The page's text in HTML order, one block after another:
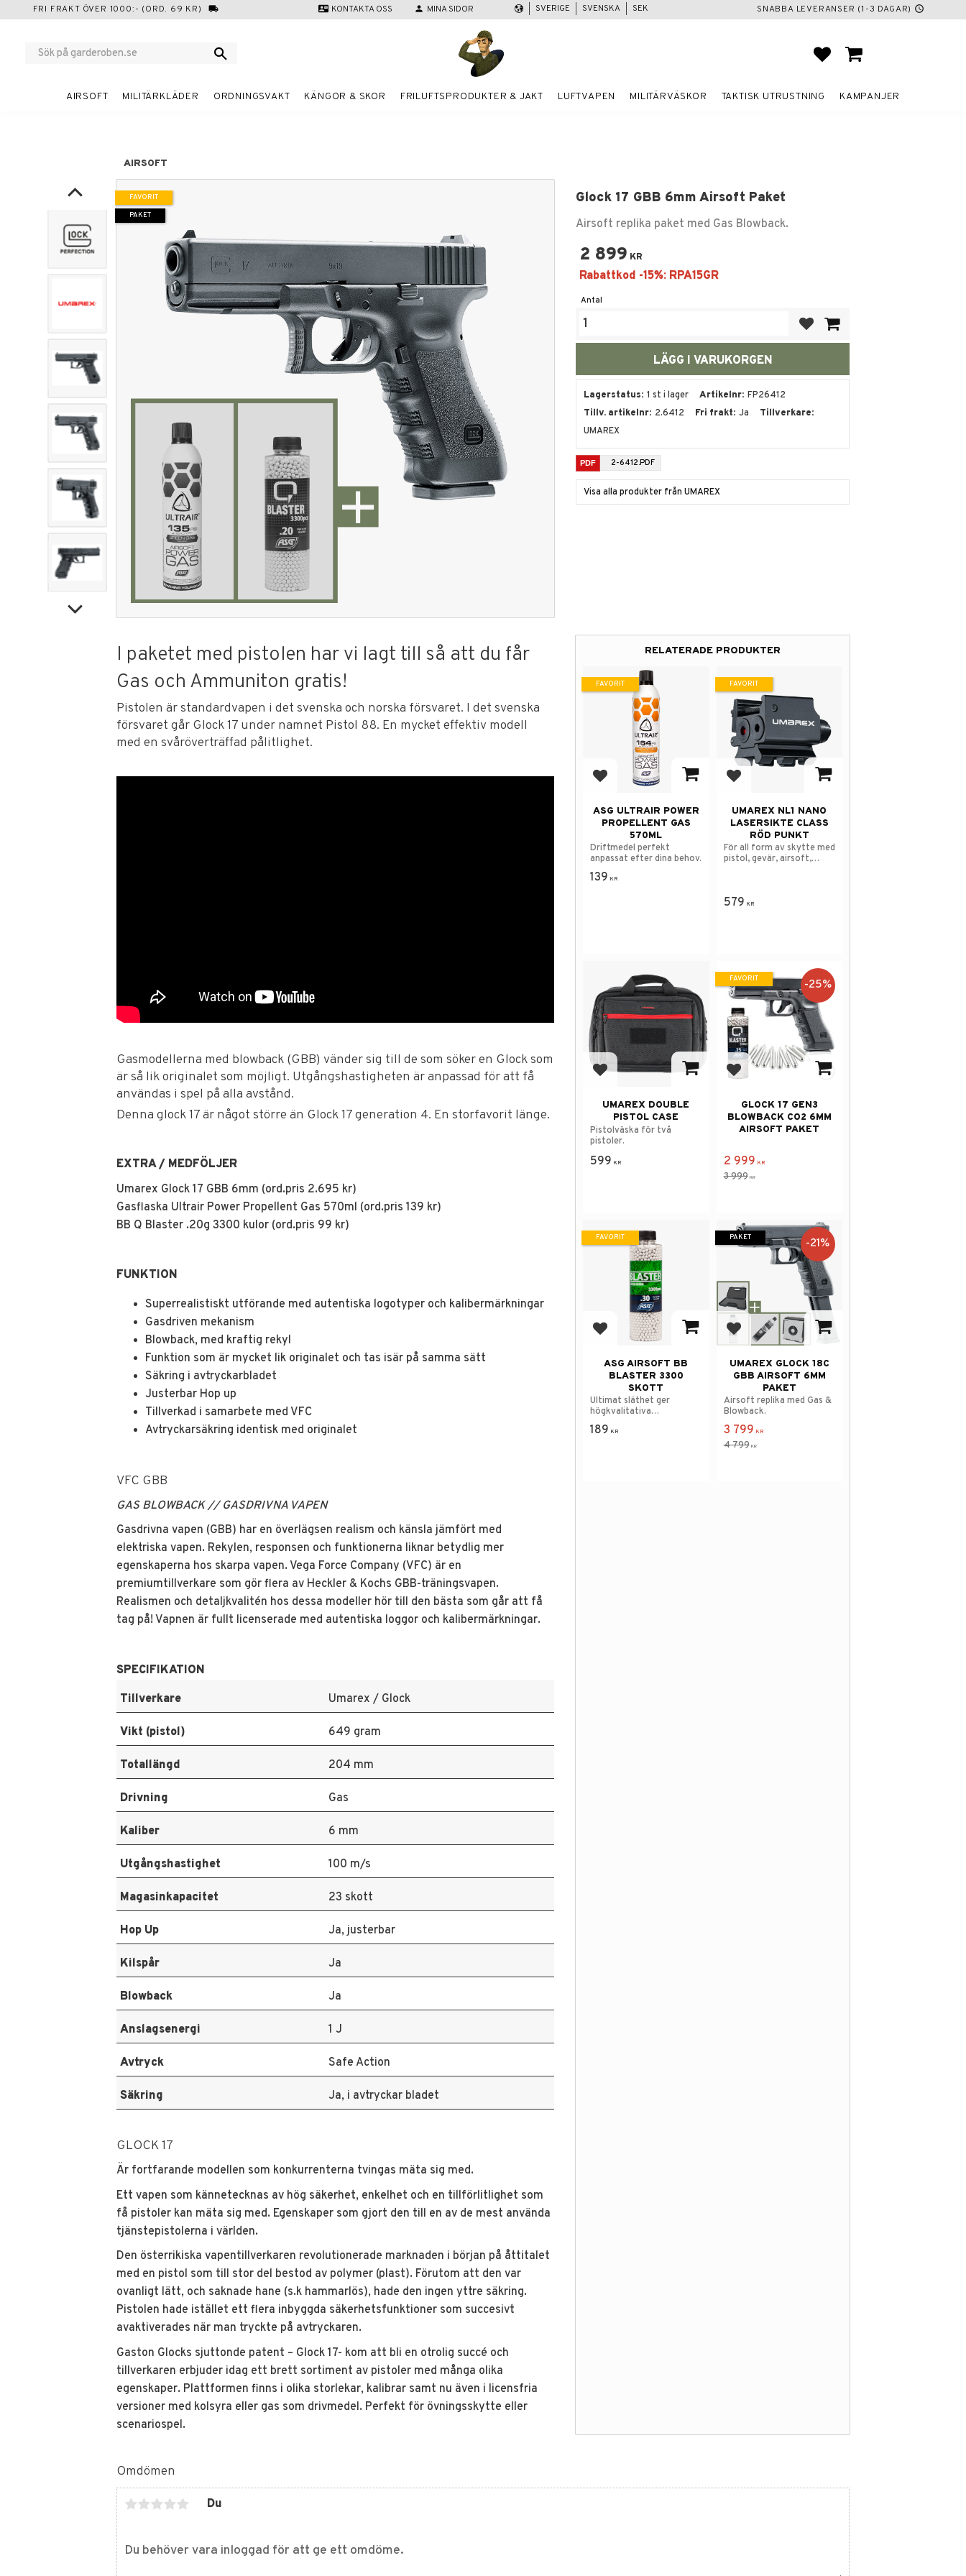
FRI FRAKT ÖVER 1000:- (ORD. 69 KR) local_shipping contact_mail KONTAKTA OSS person MINA SIDOR SNABBA LEVERANSER (1-3 DAGAR) schedule
SVERIGE SVENSKA SEK
FAVORITER
KUNDVAGN
AIRSOFT MILITÄRKLÄDER ORDNINGSVAKT KÄNGOR & SKOR FRILUFTSPRODUKTER & JAKT LUFTVAPEN MILITÄRVÄSKOR TAKTISK UTRUSTNING KAMPANJER
AIRSOFT
Glock 17 GBB 6mm Airsoft Paket
Airsoft replika paket med Gas Blowback.
FAVORIT
PAKET
2 899 KR
Antal
Lagerstatus 1 st i lager Artikelnr FP26412
Tillv. artikelnr 2.6412 Fri frakt Ja
Tillverkare
UMAREX
2-6412.PDF
Visa alla produkter från UMAREX
I paketet med pistolen har vi lagt till så att du får
Gas och Ammuniton gratis!
Pistolen är standardvapen i det svenska och norska försvaret. I det svenska
försvaret går Glock 17 under namnet Pistol 88. En mycket effektiv modell
med en svåröverträffad pålitlighet.
Gasmodellerna med blowback (GBB) vänder sig till de som söker en Glock som
är så lik originalet som möjligt. Utgångshastigheten är anpassad för att få
användas i spel på alla avstånd.
Denna glock 17 är något större än Glock 17 generation 4. En storfavorit länge.
EXTRA / MEDFÖLJER
Umarex Glock 17 GBB 6mm (ord.pris 2.695 kr)
Gasflaska Ultrair Power Propellent Gas 570ml (ord.pris 139 kr)
BB Q Blaster .20g 3300 kulor (ord.pris 99 kr)
FUNKTION
Superrealistiskt utförande med autentiska logotyper och kalibermärkningar
Gasdriven mekanism
Blowback, med kraftig rekyl
Funktion som är mycket lik originalet och tas isär på samma sätt
Säkring i avtryckarbladet
Justerbar Hop up
Tillverkad i samarbete med VFC
Avtryckarsäkring identisk med originalet
VFC GBB
GAS BLOWBACK // GASDRIVNA VAPEN
Gasdrivna vapen (GBB) har en överlägsen realism och känsla jämfört med
elektriska vapen. Rekylen, responsen och funktionerna liknar betydlig mer
egenskaperna hos skarpa vapen. Vega Force Company (VFC) är en
premiumtillverkare som gör flera av Heckler & Kochs GBB-träningsvapen.
Realismen och detaljkvalitén hos dessa modeller hör till den bästa som går att få
tag på! Vapnen är fullt licenserade med autentiska loggor och kalibermärkningar.
SPECIFIKATION
Tillverkare
Umarex / Glock
Vikt (pistol) 649 gram
Totallängd 204 mm
Drivning Gas
Kaliber 6 mm
Utgångshastighet 100 m/s
Magasinkapacitet 23 skott
Hop Up Ja, justerbar
Kilspår Ja
Blowback Ja
Anslagsenergi 1 J
Avtryck Safe Action
Säkring Ja, i avtryckar bladet
GLOCK 17
Är fortfarande modellen som konkurrenterna tvingas mäta sig med.
Ett vapen som kännetecknas av hög säkerhet, enkelhet och en tillförlitlighet som
få pistoler kan mäta sig med. Egenskaper som gjort den till en av de mest använda
tjänstepistolerna i världen.
Den österrikiska vapentillverkaren revolutionerade marknaden i början på åttitalet
med en pistol som till stor del bestod av polymer (plast). Förutom att den var
ovanligt lätt, och saknade hane (s.k hammarlös), hade den ingen yttre säkring.
Pistolen hade istället ett flera inbyggda säkerhetsfunktioner som succesivt
avaktiverades när man tryckte på avtryckaren.
Gaston Glocks sjuttonde patent – Glock 17- kom att bli en otrolig succé och
tillverkaren erbjuder idag ett brett sortiment av pistoler med många olika
egenskaper. Plattformen finns i olika storlekar, kalibrar samt nu även i licensfria
versioner med kolsyra eller gas som drivmedel. Perfekt för övningsskytte eller
scenariospel.
Omdömen
Du
RELATERADE PRODUKTER
Lägg till i favoriter
ASG ULTRAIR POWER
PROPELLENT GAS
570ML
Driftmedel perfekt
anpassat efter dina behov.
139 KR
FAVORIT
Lägg till i favoriter
UMAREX NL1 NANO
LASERSIKTE CLASS
RÖD PUNKT
För all form av skytte med
pistol, gevär, airsoft,
579 KR
FAVORIT
Lägg till i favoriter
UMAREX DOUBLE
PISTOL CASE
Pistolväska för två
pistoler.
599 KR
Lägg till i favoriter
GLOCK 17 GEN3
BLOWBACK CO2 6MM
AIRSOFT PAKET
2 999 KR
3 999KR
25%
FAVORIT
Lägg till i favoriter
ASG AIRSOFT BB
BLASTER 3300
SKOTT
Ultimat släthet ger
högkvalitativa
airsoftkulor.
189 KR
FAVORIT
Lägg till i favoriter
UMAREX GLOCK 18C
GBB AIRSOFT 6MM
PAKET
Airsoft replika med Gas &
Blowback.
3 799 KR
4 799KR
21%
PAKET